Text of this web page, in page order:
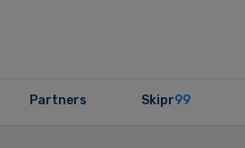
Partners Skipr99